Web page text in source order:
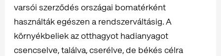
varsói szerződés országai bomatérként
használták egészen a rendszerváltásig. A
környékbeliek az otthagyot hadianyagot
csencselve, találva, cserélve, de békés célra